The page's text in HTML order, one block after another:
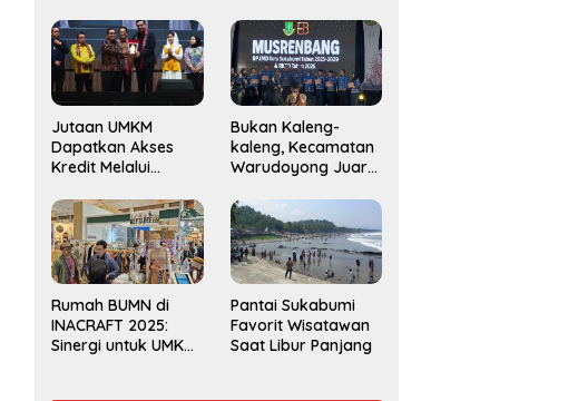
Jutaan UMKM
Dapatkan Akses
Kredit Melalui
Jamkrindo
Bukan Kaleng-
kaleng, Kecamatan
Warudoyong Juara
Musrenbang
Kecamatan 2025
Rumah BUMN di
INACRAFT 2025:
Sinergi untuk UMKM
Pantai Sukabumi
Favorit Wisatawan
Saat Libur Panjang